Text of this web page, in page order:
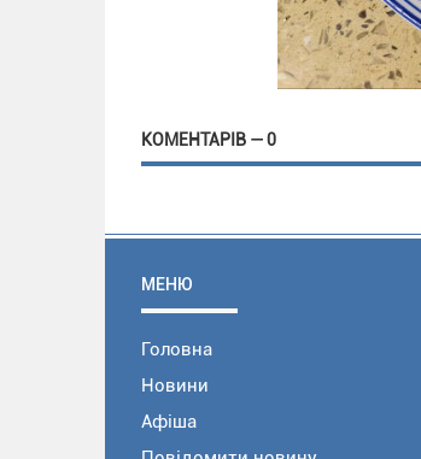
КОМЕНТАРІВ — 0
МЕНЮ
Головна
Новини
Афіша